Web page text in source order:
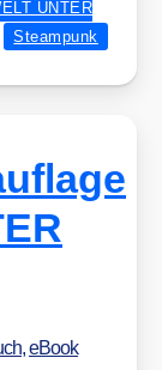
UNTER
Steampunk
,eBook